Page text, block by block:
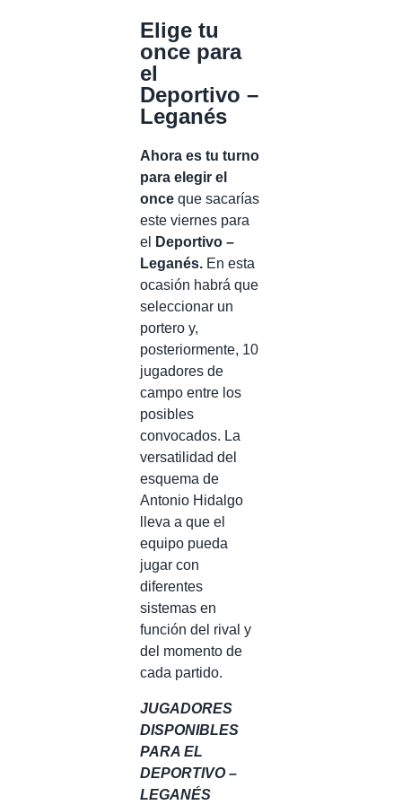
Elige tu
once para
el
Deportivo –
Leganés
Ahora es tu turno
para elegir el
once que sacarías
este viernes para
el
Deportivo –
Leganés. En esta
ocasión habrá que
seleccionar un
portero y,
posteriormente, 10
jugadores de
campo entre los
posibles
convocados. La
versatilidad del
esquema de
Antonio Hidalgo
lleva a que el
equipo pueda
jugar con
diferentes
sistemas en
función del rival y
del momento de
cada partido.
JUGADORES
DISPONIBLES
PARA EL
DEPORTIVO –
LEGANÉS